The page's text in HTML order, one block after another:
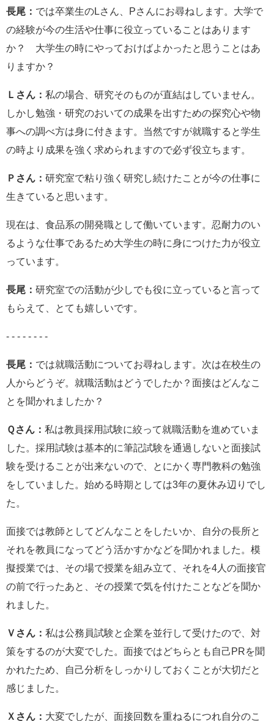
長尾： では卒業生のLさん、Pさんにお尋ねします。大学で
の経験が今の生活や仕事に役立っていることはあります
か？ 大学生の時にやっておけばよかったと思うことはあ
りますか？
Ｌさん： 私の場合、研究そのものが直結はしていません。
しかし勉強・研究のおいての成果を出すための探究心や物
事への調べ方は身に付きます。当然ですが就職すると学生
の時より成果を強く求められますので必ず役立ちます。
Ｐさん： 研究室で粘り強く研究し続けたことが今の仕事に
生きていると思います。
現在は、食品系の開発職として働いています。忍耐力のい
るような仕事であるため大学生の時に身につけた力が役立
っています。
長尾： 研究室での活動が少しでも役に立っていると言って
もらえて、とても嬉しいです。
- - - - - - - -
長尾： では就職活動についてお尋ねします。次は在校生の
人からどうぞ。就職活動はどうでしたか？面接はどんなこ
とを聞かれましたか？
Ｑさん： 私は教員採用試験に絞って就職活動を進めていま
した。採用試験は基本的に筆記試験を通過しないと面接試
験を受けることが出来ないので、とにかく専門教科の勉強
をしていました。始める時期としては3年の夏休み辺りでし
た。
面接では教師としてどんなことをしたいか、自分の長所と
それを教員になってどう活かすかなどを聞かれました。模
擬授業では、その場で授業を組み立て、それを4人の面接官
の前で行ったあと、その授業で気を付けたことなどを聞か
れました。
Ｖさん： 私は公務員試験と企業を並行して受けたので、対
策をするのが大変でした。面接ではどちらとも自己PRを聞
かれたため、自己分析をしっかりしておくことが大切だと
感じました。
Ｘさん： 大変でしたが、面接回数を重ねるにつれ自分のこ